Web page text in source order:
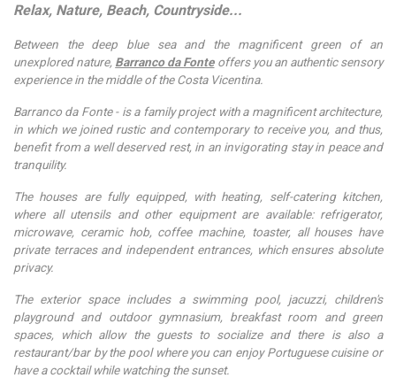
Relax, Nature, Beach, Countryside...
Between the deep blue sea and the magnificent green of an
unexplored nature, Barranco da Fonteoffers you an authentic sensory
experience in the middle of the Costa Vicentina.
Barranco da Fonte - is a family project with a magnificent architecture,
in which we joined rustic and contemporary to receive you, and thus,
benefit from a well deserved rest, in an invigorating stay in peace and
tranquility.
The houses are fully equipped, with heating, self-catering kitchen,
where all utensils and other equipment are available: refrigerator,
microwave, ceramic hob, coffee machine, toaster, all houses have
private terraces and independent entrances, which ensures absolute
privacy.
The exterior space includes a swimming pool, jacuzzi, children's
playground and outdoor gymnasium, breakfast room and green
spaces, which allow the guests to socialize and there is also a
restaurant/bar by the pool where you can enjoy Portuguese cuisine or
have a cocktail while watching the sunset.